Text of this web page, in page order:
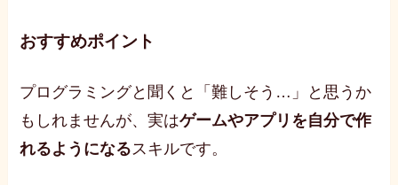
おすすめポイント
プログラミングと聞くと「難しそう…」と思うか
もしれませんが、実はゲームやアプリを自分で作
れるようになる スキルです。